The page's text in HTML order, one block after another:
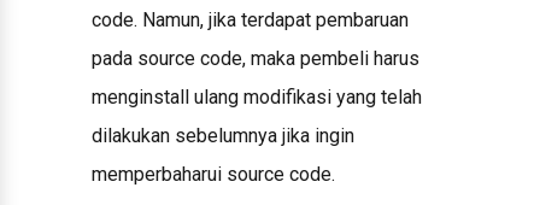
code. Namun, jika terdapat pembaruan
pada source code, maka pembeli harus
menginstall ulang modifikasi yang telah
dilakukan sebelumnya jika ingin
memperbaharui source code.